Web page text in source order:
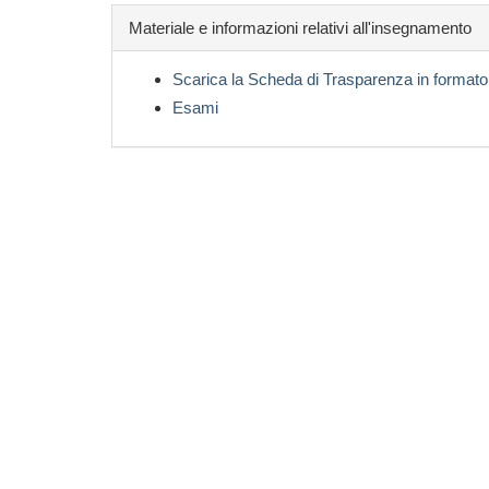
Materiale e informazioni relativi all'insegnamento
Scarica la Scheda di Trasparenza in
Esami